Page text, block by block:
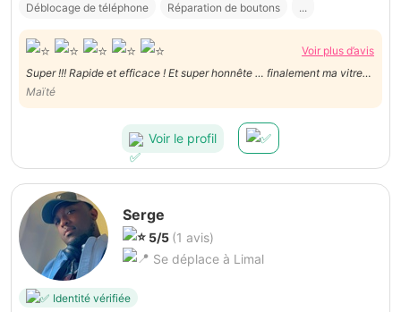
Déblocage de téléphone Réparation de boutons ...
Voir plus d’avis
Super !!! Rapide et efficace ! Et super honnête … finalement ma vitre
n’était pas cassée mais seulement la protection et aucun problème !
Maïté
Voir le profil
Serge
5/5 (1 avis)
Se déplace à Limal
Identité vérifiée